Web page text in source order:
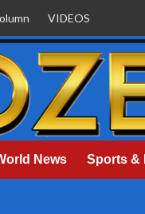
VIDEOS
News Sports &